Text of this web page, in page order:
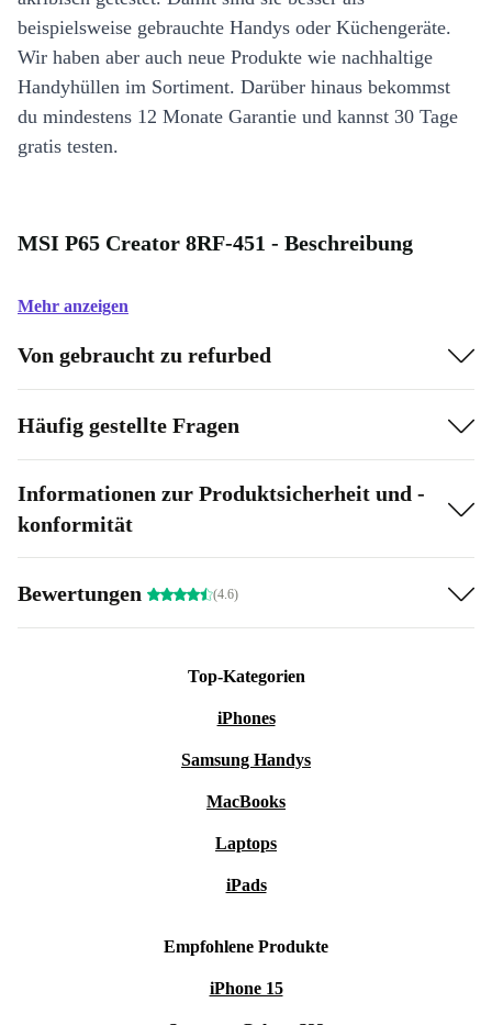
beispielsweise gebrauchte Handys oder Küchengeräte.
Wir haben aber auch neue Produkte wie nachhaltige
Handyhüllen im Sortiment. Darüber hinaus bekommst
du mindestens 12 Monate Garantie und kannst 30 Tage
gratis testen.
MSI P65 Creator 8RF-451 - Beschreibung
Mehr anzeigen
Von gebraucht zu refurbed
Häufig gestellte Fragen
Informationen zur Produktsicherheit und -
konformität
Bewertungen (4.6)
Top-Kategorien
iPhones
Samsung Handys
MacBooks
Laptops
iPads
Empfohlene Produkte
iPhone 15